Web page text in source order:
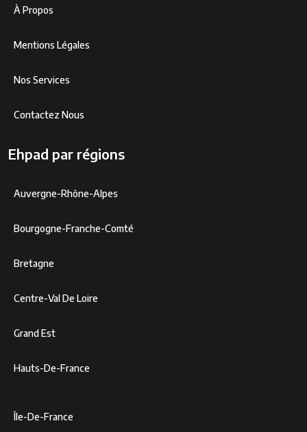
À Propos
Mentions Légales
Nos Services
Contactez Nous
Ehpad par régions
Auvergne-Rhône-Alpes
Bourgogne-Franche-Comté
Bretagne
Centre-Val De Loire
Grand Est
Hauts-De-France
Île-De-France